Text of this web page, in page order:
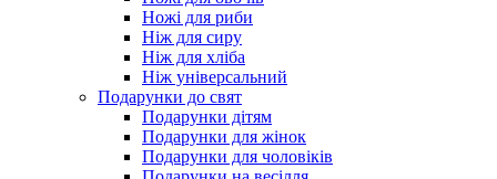
Ножі для риби
Ніж для сиру
Ніж для хліба
Ніж універсальний
Подарунки до свят
Подарунки дітям
Подарунки для жінок
Подарунки для чоловіків